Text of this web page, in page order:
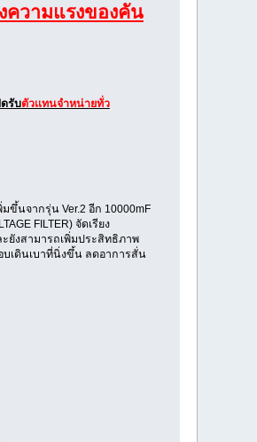
ความแรงของคัน
รับตัวเเทนจำหน่ายทั่ว
ขึ้นจากรุ่น Ver.2 อีก 10000mF
FILTER) จัดเรียง
ยังสามารถเพิ่มประสิทธิภาพ
เดินเบาที่นิ่งขึ้น ลดอาการสั่น